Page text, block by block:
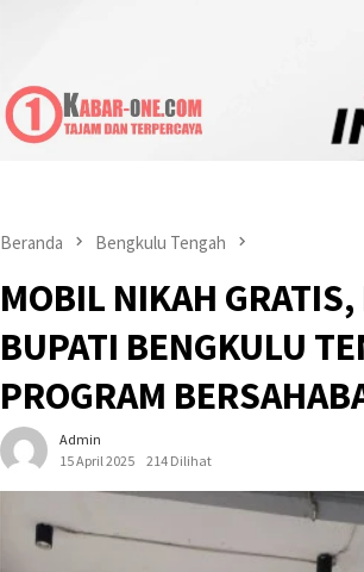
Pepi suheri
Beranda Bengkulu Tengah
MOBIL NIKAH
BUPATI BENGKULU
PROGRAM
Admin
15 April 2025
214 Dilihat